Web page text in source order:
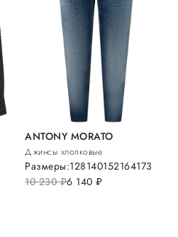
ANTONY MORATO
Джинсы хлопковые
10 230руб.6 140руб.
Размеры:128140152164173